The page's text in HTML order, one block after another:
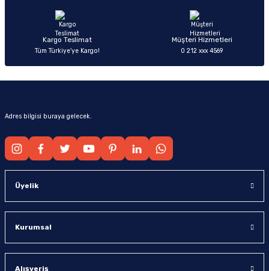
Kargo Teslimat
Tüm Türkiye’ye Kargo!
Müşteri Hizmetleri
0 212 xxx 4569
Adres bilgisi buraya gelecek.
Üyelik
Kurumsal
Alışveriş